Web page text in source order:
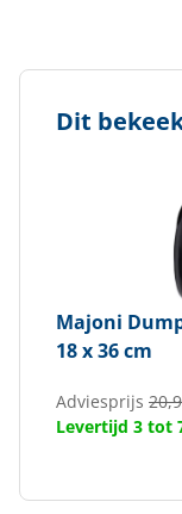
Dit
Majoni
18 x 36 cm
Adviesprijs
Levertijd 3 tot